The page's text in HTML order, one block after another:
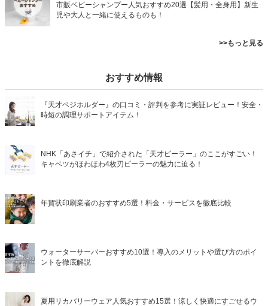
市販ベビーシャンプー人気おすすめ20選【髪用・全身用】新生
児や大人と一緒に使えるものも！
>>もっと見る
おすすめ情報
『天才ベジホルダー』の口コミ・評判を参考に実証レビュー！安全・
時短の調理サポートアイテム！
NHK「あさイチ」で紹介された「天才ピーラー」のここがすごい！
キャベツがほわほわ4枚刃ピーラーの魅力に迫る！
年賀状印刷業者のおすすめ5選！料金・サービスを徹底比較
ウォーターサーバーおすすめ10選！導入のメリットや選び方のポイ
ントを徹底解説
夏用リカバリーウェア人気おすすめ15選！涼しく快適にすごせるウ